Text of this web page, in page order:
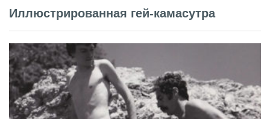
Иллюстрированная гей-камасутра